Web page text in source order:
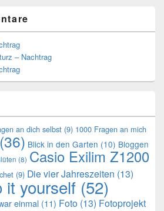
– Nachtrag
an dich selbst (9) 1000 Fragen an mich
(36) Blick in den Garten (10) Bloggen
(8) Casio Exilim Z1200
(9) Die vier Jahreszeiten (13)
it yourself (52)
einmal (11) Foto (13) Fotoprojekt